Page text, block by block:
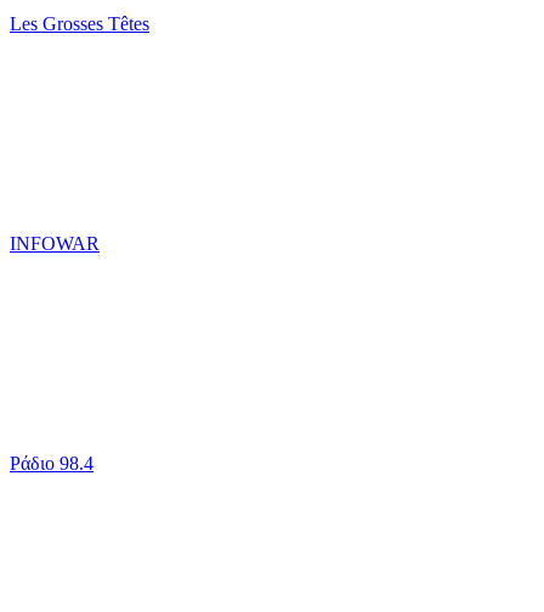
Les Grosses Têtes
INFOWAR
Ράδιο 98.4